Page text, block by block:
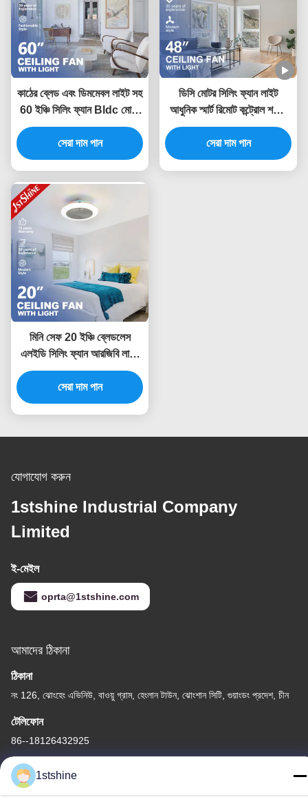
কাঠের ব্লেড এবং ডিমমেবল লাইট সহ
60 ইঞ্চি সিলিং ফ্যান Bldc মোটর
শক্তি সঞ্চয়
সেরা দাম পান
ডিসি মোটর সিলিং ফ্যান লাইট
আধুনিক স্মার্ট রিমোট কন্ট্রোল শক্তি
সঞ্চয়
সেরা দাম পান
মিনি সেফ 20 ইঞ্চি ব্লেডলেস
এলইডি সিলিং ফ্যান আরজিবি লাইট
ডিসি মোটর সহ ফ্লাশ মাউন্ট
সেরা দাম পান
যোগাযোগ করুন
1stshine Industrial Company
Limited
ই-মেইল
oprta@1stshine.com
আমাদের ঠিকানা
ঠিকানা
নং 126, ঝোংহেং এভিনিউ, বাওয়ু গ্রাম, হেংলান টাউন, ঝোংশান সিটি, গুয়াংডং প্রদেশ, চীন
টেলিফোন
86--18126432925
1stshine